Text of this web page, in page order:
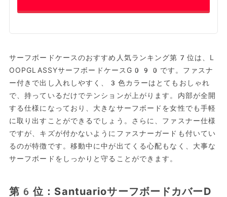
サーフボードケースのおすすめ人気ランキング第7位は、L
OOPGLASSYサーフボードケース‎G090です。ファスナ
ー付きで出し入れしやすく、3色カラーはとてもおしゃれ
で、持っているだけでテンションが上がります。内部が全開
する仕様になっており、大きなサーフボードを女性でも手軽
に取り出すことができるでしょう。さらに、ファスナー仕様
ですが、キズが付かないようにファスナーガードも付いてい
るのが特徴です。移動中に中が出てくる心配もなく、大事な
サーフボードをしっかりと守ることができます。
第6位：SantuarioサーフボードカバーD